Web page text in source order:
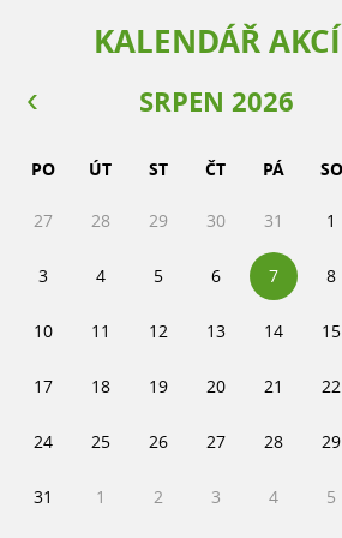
KALENDÁŘ AKCÍ
SRPEN 2026
PO ÚT ST ČT PÁ SO
27 28 29 30 31 1
3 4 5 6 7 8
10 11 12 13 14 15
17 18 19 20 21 22
24 25 26 27 28 29
31 1 2 3 4 5